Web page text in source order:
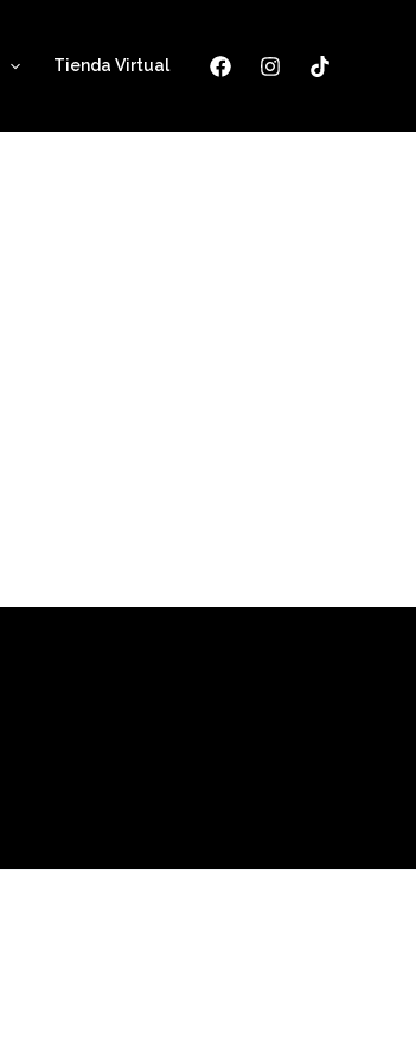
Tienda Virtual